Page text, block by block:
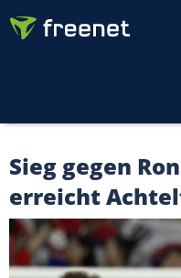
Sieg gegen
erreicht